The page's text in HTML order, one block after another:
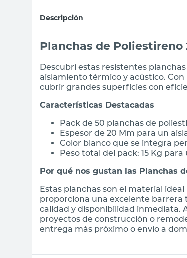
Descripción
Planchas de Poliestireno
Descubrí estas resistentes
aislamiento térmico y acústico.
cubrir grandes superficies con
Características Destacadas
Pack de 50 planchas de
Espesor de 20 Mm para un
Color blanco que se integra
Peso total del pack: 15 Kg
Por qué nos gustan las Planchas
Estas planchas son el material
proporciona una excelente barrera
calidad y disponibilidad inmediata.
proyectos de construcción o
entrega más próximo o envío a